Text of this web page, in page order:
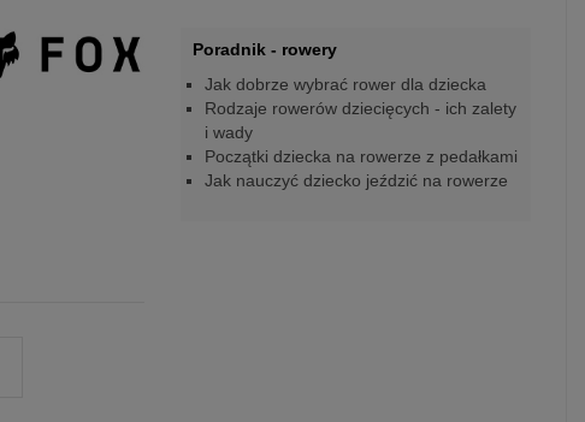
Poradnik - rowery
Jak dobrze wybrać rower dla dziecka
Rodzaje rowerów dziecięcych - ich zalety
i wady
Początki dziecka na rowerze z pedałkami
Jak nauczyć dziecko jeździć na rowerze